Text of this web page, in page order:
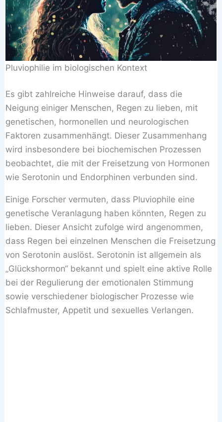
Pluviophilie im biologischen Kontext
Es gibt zahlreiche Hinweise darauf, dass die
Neigung einiger Menschen, Regen zu lieben, mit
genetischen, hormonellen und neurologischen
Faktoren zusammenhängt. Dieser Zusammenhang
wird insbesondere bei biochemischen Prozessen
beobachtet, die mit der Freisetzung von Hormonen
wie Serotonin und Endorphinen verbunden sind.
Einige Forscher vermuten, dass Pluviophile eine
genetische Veranlagung haben könnten, Regen zu
lieben. Dieser Ansicht zufolge wird angenommen,
dass Regen bei einzelnen Menschen die Freisetzung
von Serotonin auslöst. Serotonin ist allgemein als
„Glückshormon“ bekannt und spielt eine aktive Rolle
bei der Regulierung der emotionalen Stimmung
sowie verschiedener biologischer Prozesse wie
Schlafmuster, Appetit und sexuelles Verlangen.